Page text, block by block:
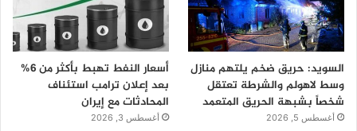
السويد: حريق ضخم يلتهم منازل
وسط لاهولم والشرطة تعتقل
شخصاً بشبهة الحريق المتعمد
أغسطس 5, 2026
أسعار النفط تهبط بأكثر من 6%
بعد إعلان ترامب استئناف
المحادثات مع إيران
أغسطس 3, 2026